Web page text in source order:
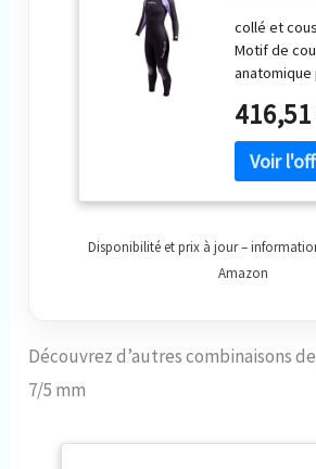
Femme
Premium
Full Suit,
Lavender
collé et
Motif de
anatomique
confortable
Disponibilité et prix à jour –
Amazon
Découvrez d’autres combinaisons
7/5 mm